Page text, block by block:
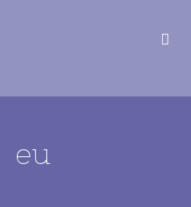
eu